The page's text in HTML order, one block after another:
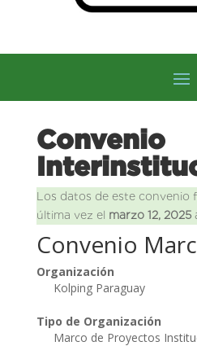
Convenio
Los datos de este convenio
última vez el marzo 12, 2025
Convenio
Organización
Kolping Paraguay
Tipo de Organización
Marco de Proyectos